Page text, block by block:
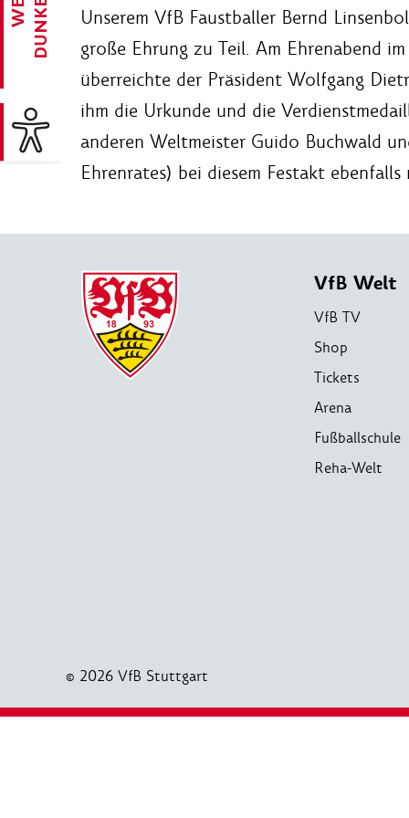
Unserem VfB Faustballer Bernd
große Ehrung zu Teil. Am Ehrenabend
überreichte der Präsident Wolfgang
ihm die Urkunde und die
anderen Weltmeister Guido Buchwald
Ehrenrates) bei diesem Festakt
VfB Welt
VfB TV
Shop
Tickets
Arena
Fußballschule
Reha-Welt
© 2026 VfB Stuttgart